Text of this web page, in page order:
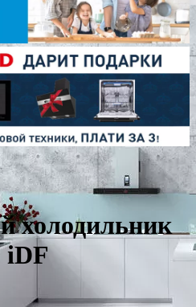
холодильник
iDF